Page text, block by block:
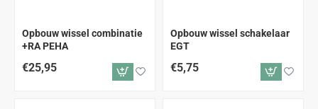
Opbouw wissel combinatie
+RA PEHA
€25,95
Opbouw wissel schakelaar
EGT
€5,75